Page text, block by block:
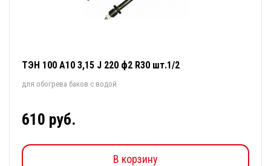
ТЭН 100 А10 3,15 J 220 ф2 R30 шт.1/2
для обогрева баков с водой
610 руб.
В корзину